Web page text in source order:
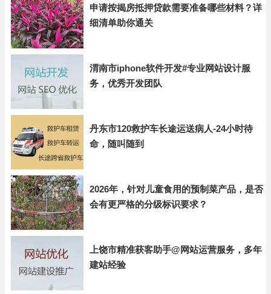
申请按揭房抵押贷款需要准备哪些材料？详
细清单助你通关
渭南市iphone软件开发#专业网站设计服
务，优秀开发团队
丹东市120救护车长途运送病人-24小时待
命，随叫随到
2026年，针对儿童食用的预制菜产品，是否
会有更严格的分级标识要求？
上饶市精准获客助手@网站运营服务，多年
建站经验